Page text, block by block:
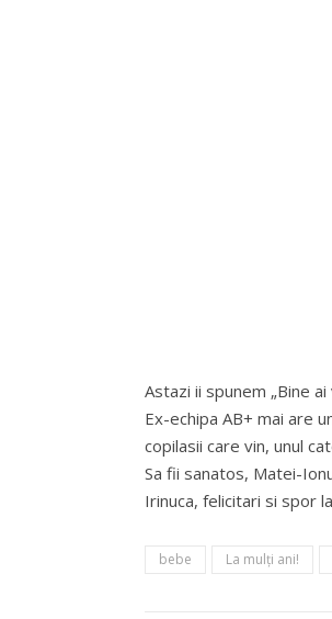
Astazi ii spunem „Bine ai
Ex-echipa AB+ mai are
copilasii care vin, unul
Sa fii sanatos, Matei-
Irinuca, felicitari si spor
bebe La mulţi ani!